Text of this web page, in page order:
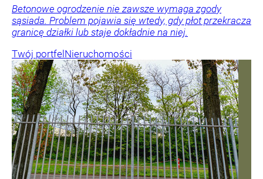
Betonowe ogrodzenie nie zawsze wymaga zgody
sąsiada. Problem pojawia się wtedy, gdy płot przekracza
granicę działki lub staje dokładnie na niej.
Twój portfelNieruchomości